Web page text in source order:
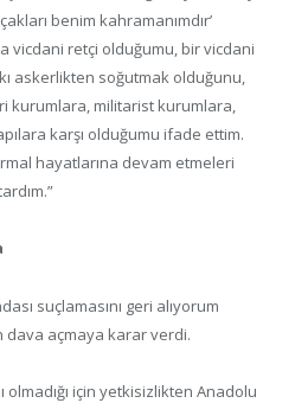
benim kahramanımdır’
vicdani retçi olduğumu, bir vicdani
askerlikten soğutmak olduğunu,
kurumlara, militarist kurumlara,
karşı olduğumu ifade ettim.
hayatlarına devam etmeleri
suçlamasını geri alıyorum
açmaya karar verdi.
olmadığı için yetkisizlikten Anadolu